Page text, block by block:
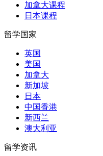
加拿大课程
日本课程
留学国家
英国
美国
加拿大
新加坡
日本
中国香港
新西兰
澳大利亚
留学资讯